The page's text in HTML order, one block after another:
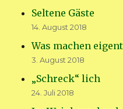
Seltene Gäste
14. August 2018
Was machen
3. August 2018
„Schreck“ lich
24. Juli 2018